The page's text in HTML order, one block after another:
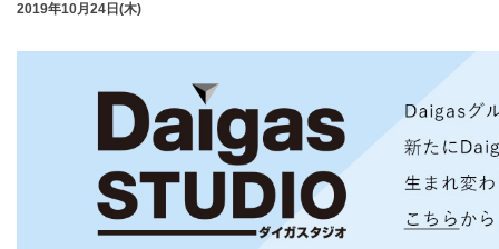
2019年10月24日(木)